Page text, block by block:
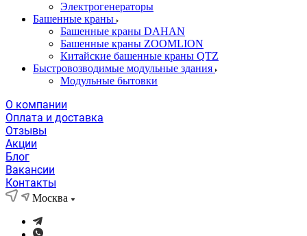
Электрогенераторы
Башенные краны
Башенные краны DAHAN
Башенные краны ZOOMLION
Китайские башенные краны QTZ
Быстровозводимые модульные здания
Модульные бытовки
О компании
Оплата и доставка
Отзывы
Акции
Блог
Вакансии
Контакты
Москва